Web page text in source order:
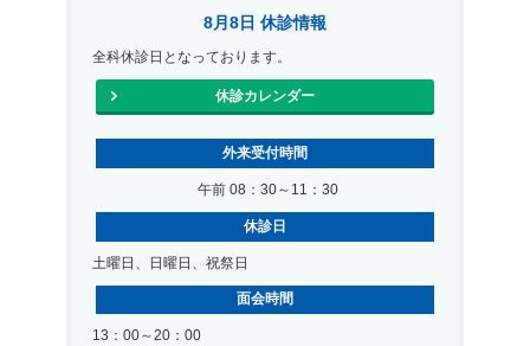
8月8日 休診情報
全科休診日となっております。
休診カレンダー
外来受付時間
午前 08：30～11：30
休診日
土曜日、日曜日、祝祭日
面会時間
13：00～20：00